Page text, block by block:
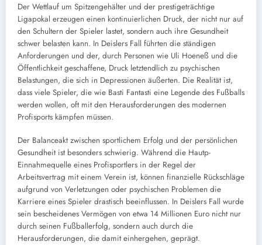
Der Wettlauf um Spitzengehälter und der prestigeträchtige
Ligapokal erzeugen einen kontinuierlichen Druck, der nicht nur auf
den Schultern der Spieler lastet, sondern auch ihre Gesundheit
schwer belasten kann. In Deislers Fall führten die ständigen
Anforderungen und der, durch Personen wie Uli Hoeneß und die
Öffentlichkeit geschaffene, Druck letztendlich zu psychischen
Belastungen, die sich in Depressionen äußerten. Die Realität ist,
dass viele Spieler, die wie Basti Fantasti eine Legende des Fußballs
werden wollen, oft mit den Herausforderungen des modernen
Profisports kämpfen müssen.
Der Balanceakt zwischen sportlichem Erfolg und der persönlichen
Gesundheit ist besonders schwierig. Während die Hautp-
Einnahmequelle eines Profisportlers in der Regel der
Arbeitsvertrag mit einem Verein ist, können finanzielle Rückschläge
aufgrund von Verletzungen oder psychischen Problemen die
Karriere eines Spieler drastisch beeinflussen. In Deislers Fall wurde
sein bescheidenes Vermögen von etwa 14 Millionen Euro nicht nur
durch seinen Fußballerfolg, sondern auch durch die
Herausforderungen, die damit einhergehen, geprägt.